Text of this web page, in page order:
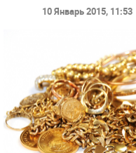
10 Январь 2015, 11:53